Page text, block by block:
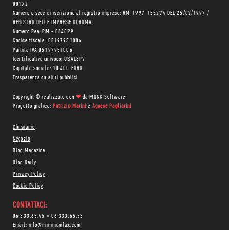
00172
Numero e sede di iscrizione al registro imprese: RM-1997-155274 DEL 25/02/1997 /
REGISTRO DELLE IMPRESE DI ROMA
Numero Rea: RM - 864029
Codice fiscale: 05197951006
Partita IVA 05197951006
Identificativo univoco: USAL8PV
Capitale sociale: 10.400 EURO
Trasparenza su aiuti pubblici
Copyright © realizzato con ❤ da MONK Software
Progetto grafico: Patrizio Marini e Agnese Pagliarini
Chi siamo
Negozio
Blog Magazine
Blog Daily
Privacy Policy
Cookie Policy
CONTATTACI:
06 333.65.45 • 06 333.65.53
Email: info@minimumfax.com